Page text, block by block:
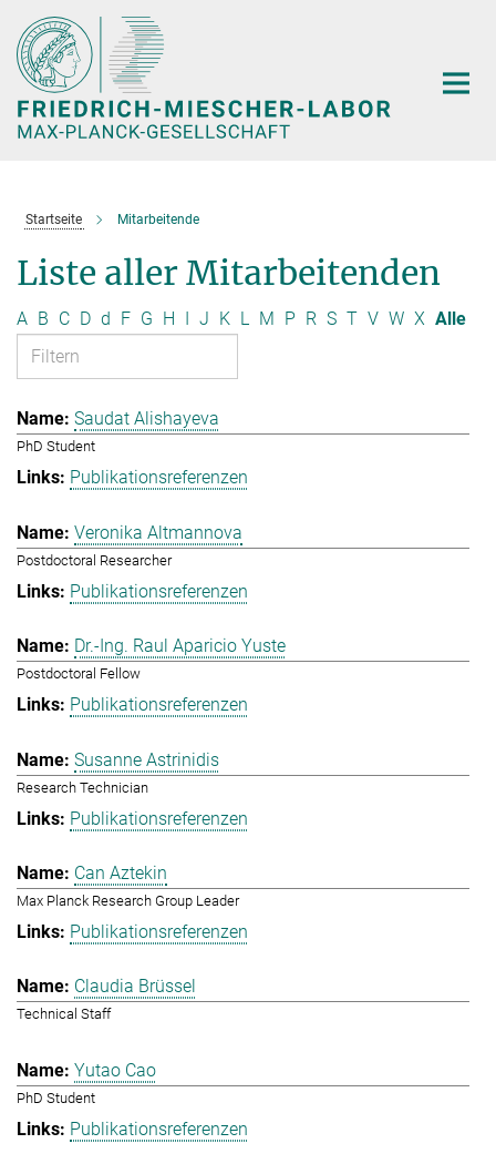
Hauptinhalt
Startseite Mitarbeitende
Liste aller Mitarbeitenden
A B C D d F G H I J K L M P R S T V W X Alle
Saudat Alishayeva
PhD Student
Publikationsreferenzen
Veronika Altmannova
Postdoctoral Researcher
Publikationsreferenzen
Dr.-Ing. Raul Aparicio Yuste
Postdoctoral Fellow
Publikationsreferenzen
Susanne Astrinidis
Research Technician
Publikationsreferenzen
Can Aztekin
Max Planck Research Group Leader
Publikationsreferenzen
Claudia Brüssel
Technical Staff
Yutao Cao
PhD Student
Publikationsreferenzen